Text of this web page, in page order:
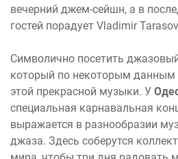
вечерний джем-сейшн, а в
гостей порадует Vladimir
Символично посетить
который по некоторым данным
этой прекрасной музыки. У
специальная карнавальная
выражается в разнообразии
джаза. Здесь соберутся